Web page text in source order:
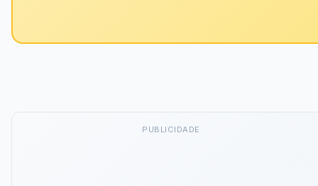
PUBLICIDADE